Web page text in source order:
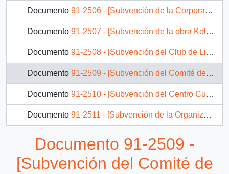
Documento 91-2506 - [Subvención de la Corporación del Niño Fisurado]
Documento 91-2507 - [Subvención de la obra Kolping de Chile]
Documento 91-2508 - [Subvención del Club de Lisiados Galvarino]
Documento 91-2509 - [Subvención del Comité de Acción Social de Talleres Laborales Cordialidad]
Documento 91-2510 - [Subvención del Centro Cultural y Social Padre Las Casas]
Documento 91-2511 - [Subvención de la Organización Comunitaria Acción Social Penitenciaria]
Documento 91-2513 - [Subvención del Grupo de Estudios Constitucionales]
Documento 91-2509 -
[Subvención del Comité de